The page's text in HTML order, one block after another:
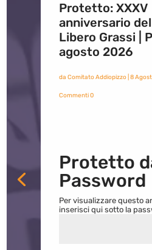
Protetto: XXXV
anniversario
Libero Grassi |
agosto 2026
da Comitato Addiopizzo| 8
Commenti 0
Protetto
Password
Per visualizzare questo
inserisci qui sotto la